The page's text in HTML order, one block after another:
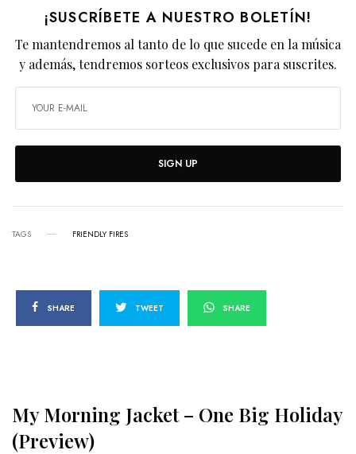
¡SUSCRÍBETE A NUESTRO BOLETÍN!
Te mantendremos al tanto de lo que sucede en la música
y además, tendremos sorteos exclusivos para suscrites.
SIGN UP
TAGS FRIENDLY FIRES
SHARE TWEET SHARE
My Morning Jacket – One Big Holiday
(Preview)